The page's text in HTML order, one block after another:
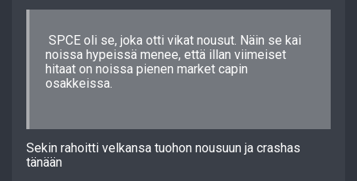
SPCE oli se, joka otti vikat nousut. Näin se kai
noissa hypeissä menee, että illan viimeiset
hitaat on noissa pienen market capin
osakkeissa.
Sekin rahoitti velkansa tuohon nousuun ja crashas
tänään